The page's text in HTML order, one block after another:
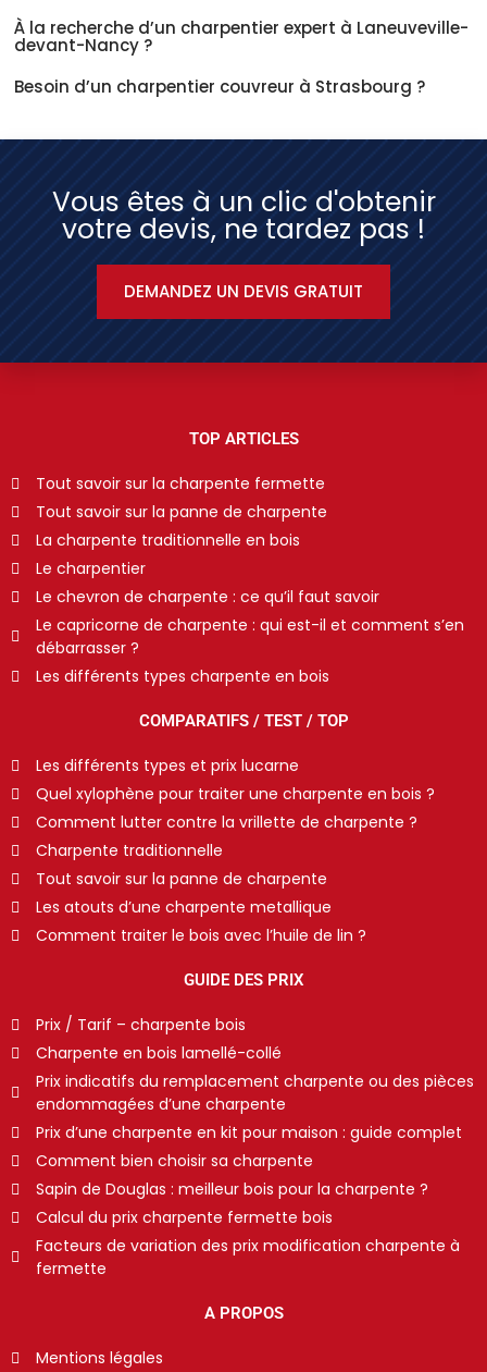
À la recherche d’un charpentier expert à Laneuveville-
devant-Nancy ?
Besoin d’un charpentier couvreur à Strasbourg ?
Vous êtes à un clic d'obtenir
votre devis, ne tardez pas !
DEMANDEZ UN DEVIS GRATUIT
TOP ARTICLES
Tout savoir sur la charpente fermette
Tout savoir sur la panne de charpente
La charpente traditionnelle en bois
Le charpentier
Le chevron de charpente : ce qu’il faut savoir
Le capricorne de charpente : qui est-il et comment s’en
débarrasser ?
Les différents types charpente en bois
COMPARATIFS / TEST / TOP
Les différents types et prix lucarne
Quel xylophène pour traiter une charpente en bois ?
Comment lutter contre la vrillette de charpente ?
Charpente traditionnelle
Tout savoir sur la panne de charpente
Les atouts d’une charpente metallique
Comment traiter le bois avec l’huile de lin ?
GUIDE DES PRIX
Prix / Tarif – charpente bois
Charpente en bois lamellé-collé
Prix indicatifs du remplacement charpente ou des pièces
endommagées d’une charpente
Prix d’une charpente en kit pour maison : guide complet
Comment bien choisir sa charpente
Sapin de Douglas : meilleur bois pour la charpente ?
Calcul du prix charpente fermette bois
Facteurs de variation des prix modification charpente à
fermette
A PROPOS
Mentions légales